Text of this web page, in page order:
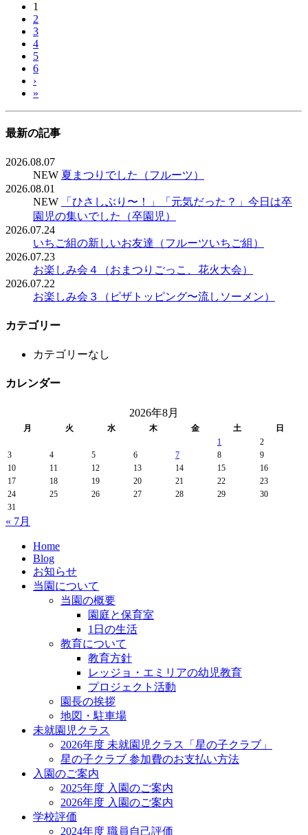
1
2
3
4
5
6
›
»
最新の記事
2026.08.07
NEW 夏まつりでした（フルーツ）
2026.08.01
NEW
「ひさしぶり〜！」「元気だった？」今日は卒
園児の集いでした（卒園児）
2026.07.24
いちご組の新しいお友達（フルーツいちご組）
2026.07.23
お楽しみ会４（おまつりごっこ、花火大会）
2026.07.22
お楽しみ会３（ピザトッピング〜流しソーメン）
カテゴリー
カテゴリーなし
カレンダー
2026年8月
月 火 水 木 金 土
日
1
2
3
4 5 6 7 8
9
10
11 12 13 14 15
16
17
18 19 20 21 22
23
24
25 26 27 28 29
30
31
« 7月
Home
Blog
お知らせ
当園について
当園の概要
園庭と保育室
1日の生活
教育について
教育方針
レッジョ・エミリアの幼児教育
プロジェクト活動
園長の挨拶
地図・駐車場
未就園児クラス
2026年度 未就園児クラス「星の子クラブ」
星の子クラブ 参加費のお支払い方法
入園のご案内
2025年度 入園のご案内
2026年度 入園のご案内
学校評価
2024年度 職員自己評価